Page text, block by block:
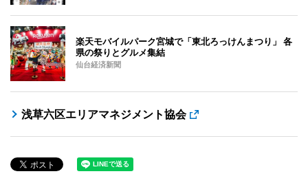
楽天モバイルパーク宮城で「東北ろっけんまつり」 各
県の祭りとグルメ集結
仙台経済新聞
浅草六区エリアマネジメント協会